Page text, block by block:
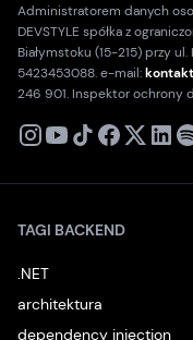
Administratorem danych
DEVSTYLE spółka z
Białymstoku (15-215) przy
5423453088. e-mail:
246 901. Inspektor ochrony
X
TAGI BACKEND
.NET
architektura
dependency injection